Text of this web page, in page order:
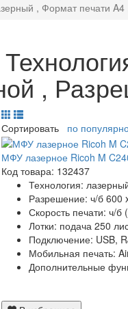
, Формат печати
,
Сортировать по
МФУ лазерное Ricoh M
Код товара: 132437
Технология:
Разрешение: ч/б 600
Скорость печати: ч/б
Лотки: подача 250
Подключение: USB,
Мобильная печать:
Дополнительные